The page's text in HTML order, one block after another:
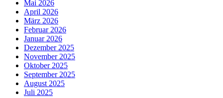
Mai 2026
April 2026
März 2026
Februar 2026
Januar 2026
Dezember 2025
November 2025
Oktober 2025
September 2025
August 2025
Juli 2025